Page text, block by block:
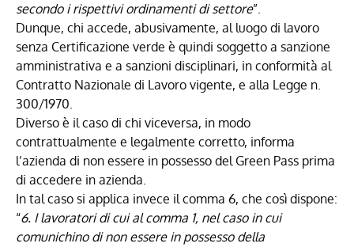
secondo i rispettivi ordinamenti di settore”.
Dunque, chi accede, abusivamente, al luogo di lavoro
senza Certificazione verde è quindi soggetto a sanzione
amministrativa e a sanzioni disciplinari, in conformità al
Contratto Nazionale di Lavoro vigente, e alla Legge n.
300/1970.
Diverso è il caso di chi viceversa, in modo
contrattualmente e legalmente corretto, informa
l’azienda di non essere in possesso del Green Pass prima
di accedere in azienda.
In tal caso si applica invece il comma 6, che così dispone:
“6. I lavoratori di cui al comma 1, nel caso in cui
comunichino di non essere in possesso della